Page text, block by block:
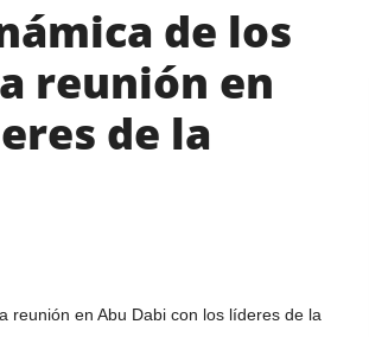
ADICIONAL
Podcasts
Publicaciones
Entrevistas
de los
reunión en
de la